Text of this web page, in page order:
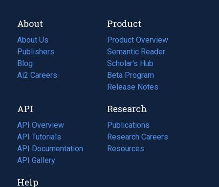
About
About Us
Publishers
Blog
(opens
in
tab)
Ai2 Careers
(opens
new
tab)
Product
Product Overview
Semantic Reader
Scholar's Hub
Beta Program
Release Notes
API
API Overview
API Tutorials
API Documentation
(opens
in
new
API Gallery
Research
Publications
(opens
in
a
Research Careers
(opens
in
Resources
(opens
Help